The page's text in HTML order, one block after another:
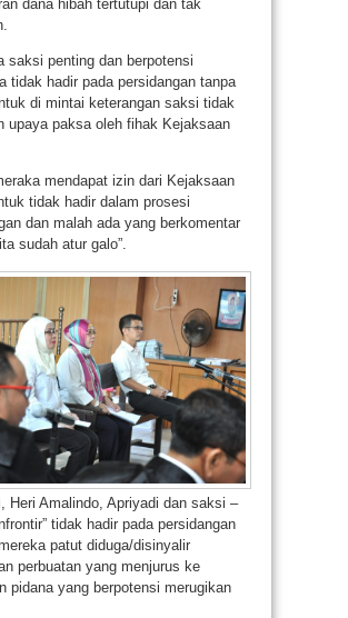
dana hibah tertutupi dan tak
saksi penting dan berpotensi
tidak hadir pada persidangan tanpa
di mintai keterangan saksi tidak
upaya paksa oleh fihak Kejaksaan
mendapat izin dari Kejaksaan
tidak hadir dalam prosesi
dan malah ada yang berkomentar
sudah atur galo”.
Heri Amalindo, Apriyadi dan saksi –
tidak hadir pada persidangan
patut diduga/disinyalir
perbuatan yang menjurus ke
pidana yang berpotensi merugikan